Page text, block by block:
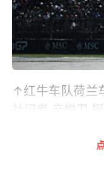
↑红牛车队荷兰
社记者 辛悦卫 摄